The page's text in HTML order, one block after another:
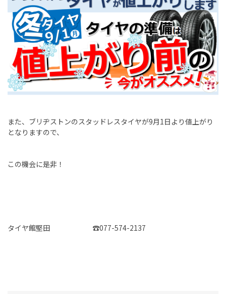
また、ブリヂストンのスタッドレスタイヤが9月1日より値上がり
となりますので、
この機会に是非！
タイヤ館堅田 ☎077-574-2137